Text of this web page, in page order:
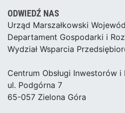
ODWIEDŹ NAS
Urząd Marszałkowski
Departament Gospodarki i
Wydział Wsparcia
Centrum Obsługi Inwestorów
ul. Podgórna 7
65-057 Zielona Góra